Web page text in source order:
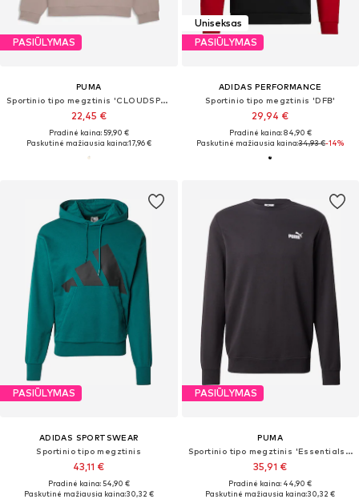
PASIŪLYMAS
PUMA
Sportinio tipo megztinis 'CLOUDSPUN'
22,45 €
Pradinė kaina: 59,90 €
Paskutinė mažiausia kaina:17,96 €
Uniseksas
PASIŪLYMAS
ADIDAS PERFORMANCE
Sportinio tipo megztinis 'DFB'
29,94 €
Pradinė kaina: 84,90 €
Paskutinė mažiausia kaina:34,93 €-14%
PASIŪLYMAS
ADIDAS SPORTSWEAR
Sportinio tipo megztinis
43,11 €
Pradinė kaina: 54,90 €
Paskutinė mažiausia kaina:30,32 €
PASIŪLYMAS
PUMA
Sportinio tipo megztinis 'Essentials No. 1'
35,91 €
Pradinė kaina: 44,90 €
Paskutinė mažiausia kaina:30,32 €